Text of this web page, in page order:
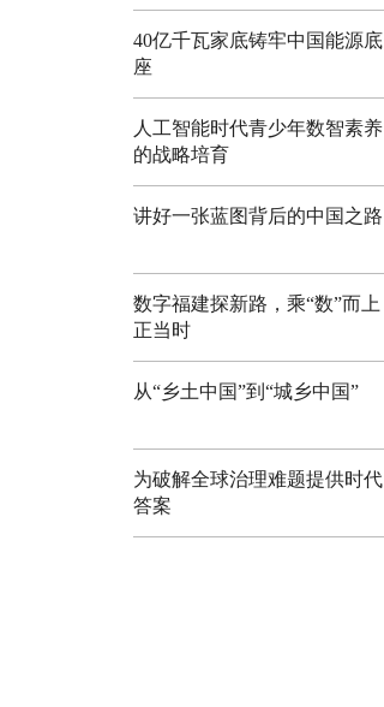
40亿千瓦家底铸牢中国能源底
座
人工智能时代青少年数智素养
的战略培育
讲好一张蓝图背后的中国之路
数字福建探新路，乘“数”而上
正当时
从“乡土中国”到“城乡中国”
为破解全球治理难题提供时代
答案